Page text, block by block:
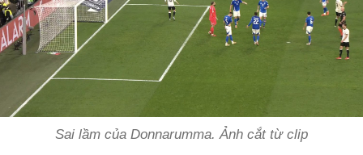
Sai lầm của Donnarumma. Ảnh cắt từ clip